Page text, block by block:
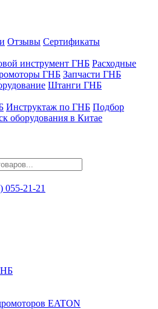
Отзывы Сертификаты
инструмент ГНБ Расходные
ГНБ Запчасти ГНБ
Штанги ГНБ
Инструктаж по ГНБ Подбор
оборудования в Китае
055-21-21
EATON